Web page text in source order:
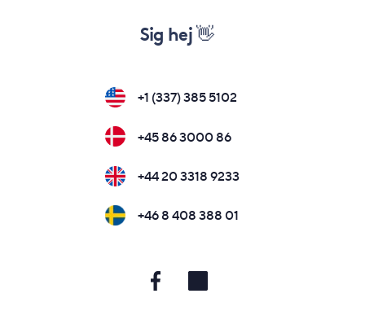
Sig hej 👋
+1 (337) 385 5102
+45 86 3000 86
+44 20 3318 9233
+46 8 408 388 01